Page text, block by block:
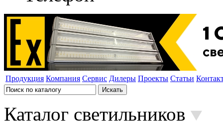
Продукция Компания Сервис Дилеры Проекты Статьи
Каталог светильников